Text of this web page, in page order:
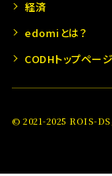
経済
edomiとは？
CODHトップページ
© 2021-2025 ROIS-DS